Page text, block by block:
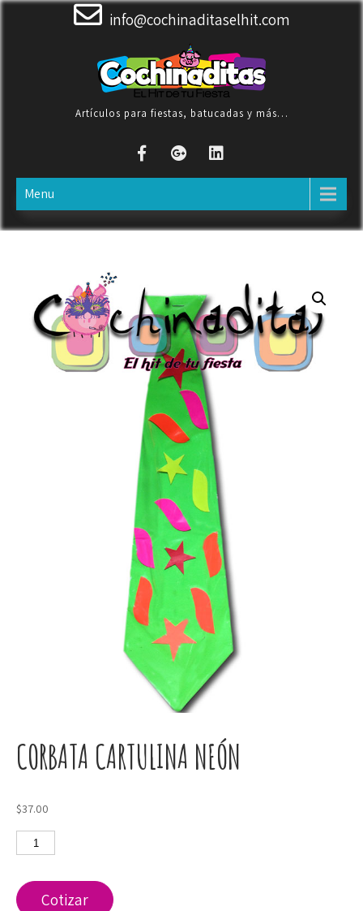
Skip
info@cochinaditaselhit.com
Artículos para fiestas, batucadas y más…
Menu
CORBATA CARTULINA NEÓN
$37.00
Corbata
cartulina
neón
cantidadCotizar